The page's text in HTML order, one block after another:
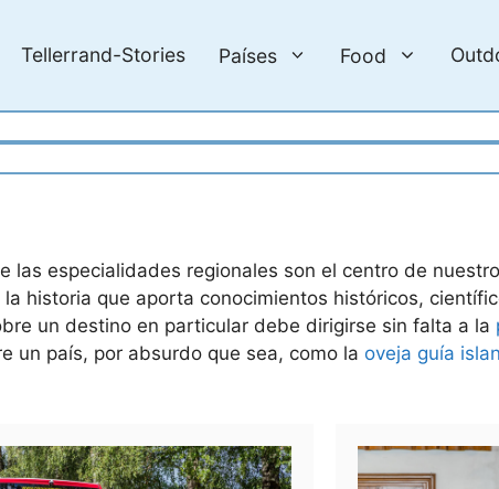
Tellerrand-Stories Países Food
las especialidades regionales son el centro de
historia que aporta conocimientos históricos,
un destino en particular debe dirigirse sin falta a la
un país, por absurdo que sea, como la oveja guía